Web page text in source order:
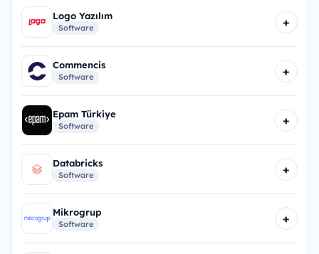
Logo Yazılım
Software +
Commencis
Software +
Epam Türkiye
Software +
Databricks
Software +
Mikrogrup
Software +